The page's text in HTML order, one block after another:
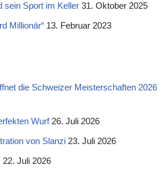
sein Sport im Keller 31. Oktober 2025
Millionär“ 13. Februar 2023
die Schweizer Meisterschaften 2026
Wurf 26. Juli 2026
von Slanzi 23. Juli 2026
22. Juli 2026